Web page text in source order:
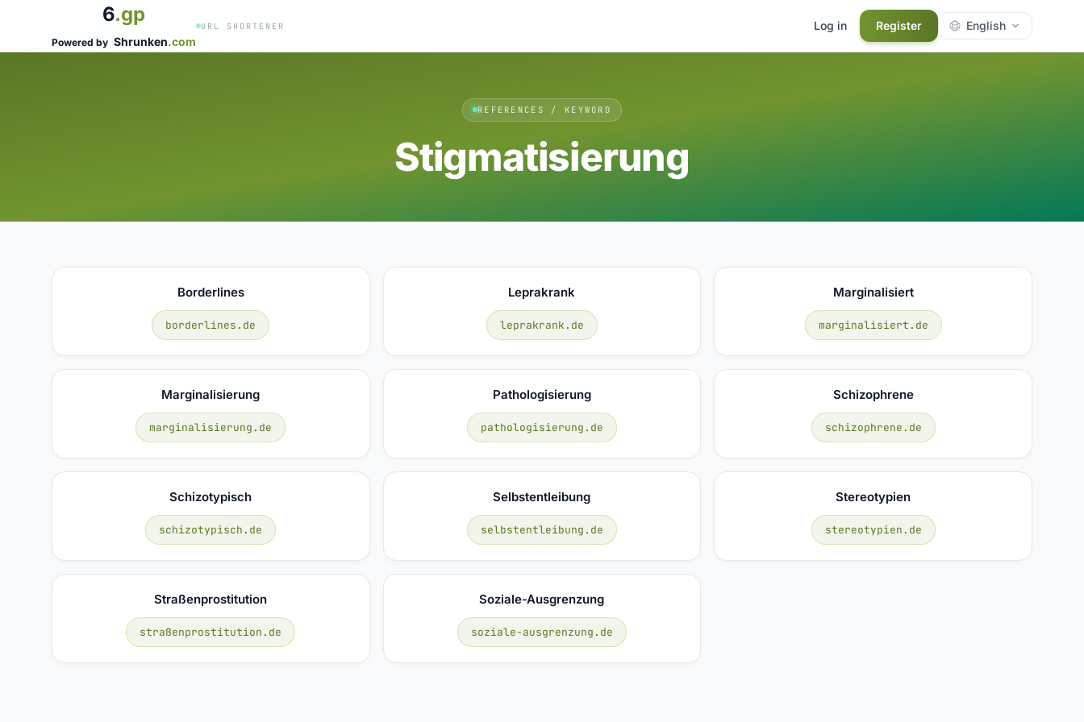
6.gp
Powered by Shrunken.com
URL SHORTENER Log in Register English
REFERENCES / KEYWORD
Stigmatisierung
Borderlines
borderlines.de
Leprakrank
leprakrank.de
Marginalisiert
marginalisiert.de
Marginalisierung
marginalisierung.de
Pathologisierung
pathologisierung.de
Schizophrene
schizophrene.de
Schizotypisch
schizotypisch.de
Selbstentleibung
selbstentleibung.de
Stereotypien
stereotypien.de
Straßenprostitution
straßenprostitution.de
Soziale-Ausgrenzung
soziale-ausgrenzung.de